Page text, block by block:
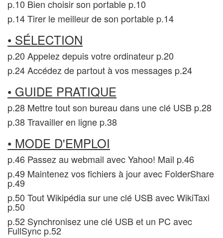
p.10 Bien choisir son portable p.10
p.14 Tirer le meilleur de son portable p.14
• SÉLECTION
p.20 Appelez depuis votre ordinateur p.20
p.24 Accédez de partout à vos messages p.24
• GUIDE PRATIQUE
p.28 Mettre tout son bureau dans une clé USB p.28
p.38 Travailler en ligne p.38
• MODE D'EMPLOI
p.46 Passez au webmail avec Yahoo! Mail p.46
p.49 Maintenez vos fichiers à jour avec FolderShare
p.49
p.50 Tout Wikipédia sur une clé USB avec WikiTaxi
p.50
p.52 Synchronisez une clé USB et un PC avec
FullSync p.52